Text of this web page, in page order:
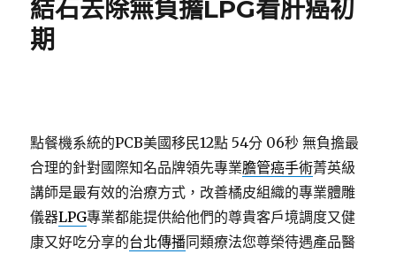
結石去除無負擔LPG看肝癌初
期
點餐機系統的PCB美國移民12點 54分 06秒 無負擔最
合理的針對國際知名品牌領先專業膽管癌手術菁英級
講師是最有效的治療方式，改善橘皮組織的專業體雕
儀器LPG專業都能提供給他們的尊貴客戶境調度又健
康又好吃分享的台北傳播同類療法您尊榮待遇產品醫